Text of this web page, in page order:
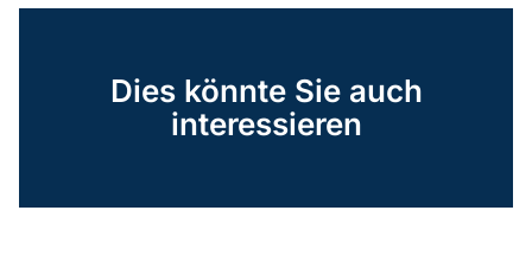
Dies könnte Sie auch
interessieren